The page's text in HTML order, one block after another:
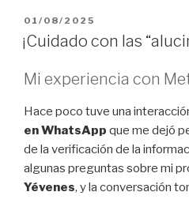
POSTED
ON
01/08/2025
¡Cuidado con las
Mi experiencia con
Hace poco tuve una
en WhatsApp que me dejó
de la verificación de la
algunas preguntas sobre mi
Yévenes, y la conversación